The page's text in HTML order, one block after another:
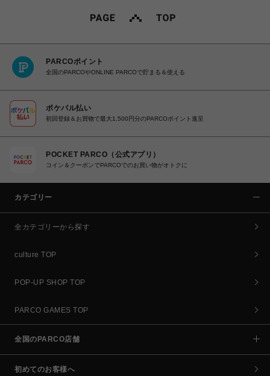
PARCOポイント
全国のPARCOやONLINE PARCOで貯まる＆使える
ポケパル払い
初回登録＆お買物で最大1,500円分のPARCOポイント進呈
POCKET PARCO（公式アプリ）
コイン＆クーポンでPARCOでのお買い物がオトクに
カテゴリー
全カテゴリーから探す
culture TOP
POP-UP SHOP TOP
PARCO GAMES TOP
全国のPARCO店舗
初めてのお客様へ